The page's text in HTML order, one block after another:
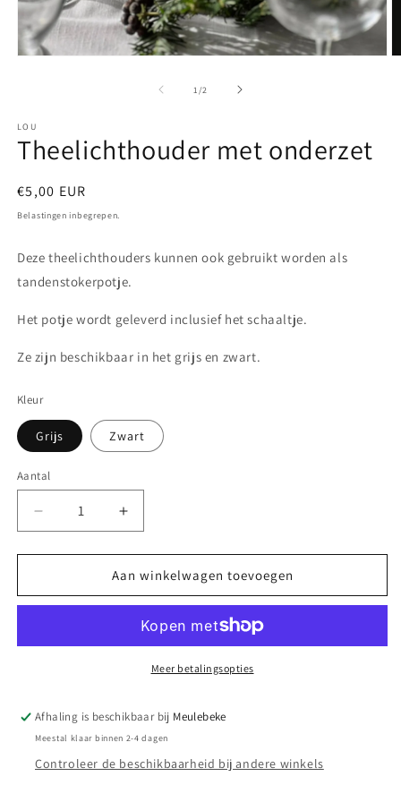
1 /van
2
LOU
Theelichthouder met onderzet
Normale
prijs
€5,00 EUR
Belastingen inbegrepen.
Deze theelichthouders kunnen ook gebruikt worden als
tandenstokerpotje.
Het potje wordt geleverd inclusief het schaaltje.
Ze zijn beschikbaar in het grijs en zwart.
Kleur
Grijs Zwart
Aantal
Aantal
Aantal
verlagen
voor
Theelichthouder
met
Aantal
verhogen
voor
Theelichthouder
met
Aan winkelwagen toevoegen
Meer betalingsopties
Afhaling is beschikbaar bij Meulebeke
Meestal klaar binnen 2-4 dagen
Controleer de beschikbaarheid bij andere winkels